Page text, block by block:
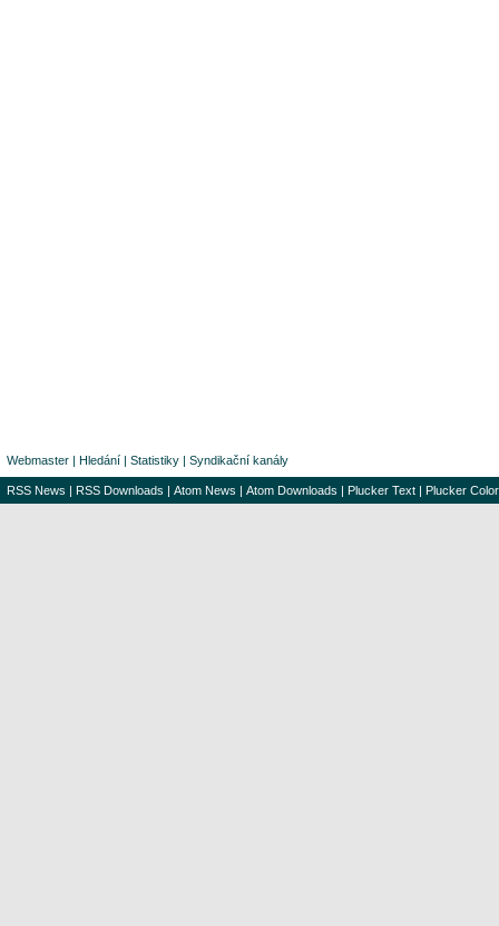
Webmaster | Hledání | Statistiky | Syndikační kanály
RSS News | RSS Downloads | Atom News | Atom Downloads | Plucker Text | Plucker Color